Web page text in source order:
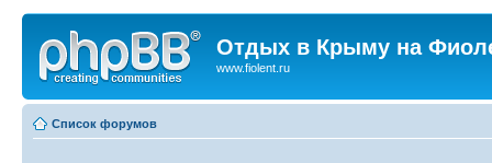
Отдых в Крыму на
www.fiolent.ru
Список форумов